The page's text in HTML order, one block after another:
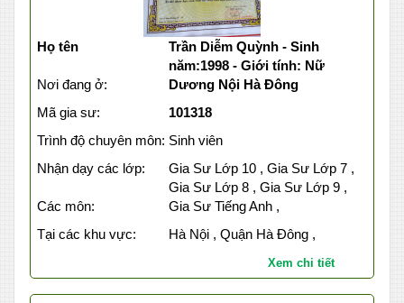
Họ tên
Trần Diễm Quỳnh - Sinh
năm:1998 - Giới tính: Nữ
Nơi đang ở:
Dương Nội Hà Đông
Mã gia sư:
101318
Trình độ chuyên môn: Sinh viên
Nhận dạy các lớp:
Gia Sư Lớp 10 , Gia Sư Lớp 7 ,
Gia Sư Lớp 8 , Gia Sư Lớp 9 ,
Các môn:
Gia Sư Tiếng Anh ,
Tại các khu vực:
Hà Nội , Quận Hà Đông ,
Xem chi tiết